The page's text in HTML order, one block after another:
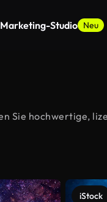
Marketing-Studio Neu
Sie hochwertige,
iStock